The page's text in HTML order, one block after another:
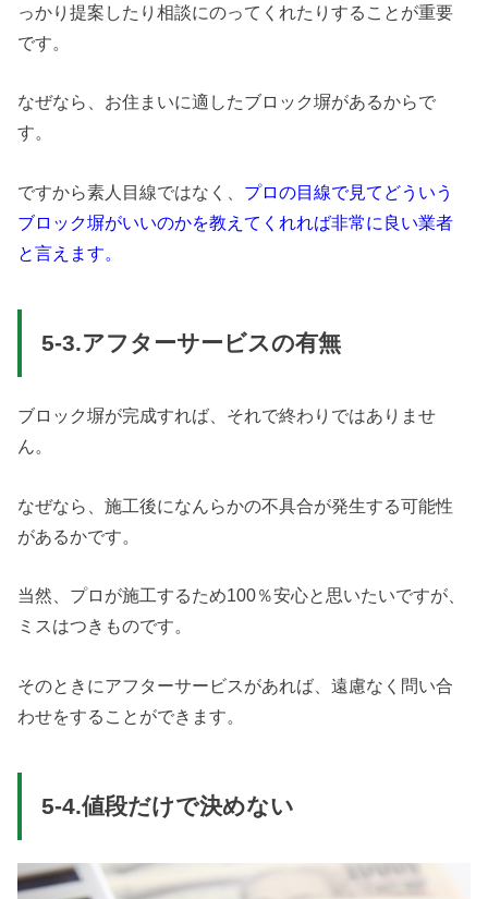
っかり提案したり相談にのってくれたりすることが重要
です。
なぜなら、お住まいに適したブロック塀があるからで
す。
ですから素人目線ではなく、 プロの目線で見てどういう
ブロック塀がいいのかを教えてくれれば非常に良い業者
と言えます。
5-3.アフターサービスの有無
ブロック塀が完成すれば、それで終わりではありませ
ん。
なぜなら、施工後になんらかの不具合が発生する可能性
があるかです。
当然、プロが施工するため100％安心と思いたいですが、
ミスはつきものです。
そのときにアフターサービスがあれば、遠慮なく問い合
わせをすることができます。
5-4.値段だけで決めない